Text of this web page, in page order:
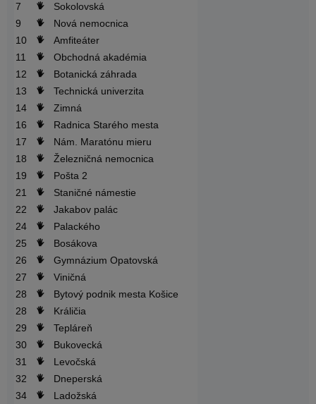
7
Sokolovská
9
Nová nemocnica
10
Amfiteáter
11
Obchodná akadémia
12
Botanická záhrada
13
Technická univerzita
14
Zimná
16
Radnica Starého mesta
17
Nám. Maratónu mieru
18
Železničná nemocnica
19
Pošta 2
21
Staničné námestie
22
Jakabov palác
24
Palackého
25
Bosákova
26
Gymnázium Opatovská
27
Viničná
28
Bytový podnik mesta Košice
28
Králičia
29
Tepláreň
30
Bukovecká
31
Levočská
32
Dneperská
34
Ladožská